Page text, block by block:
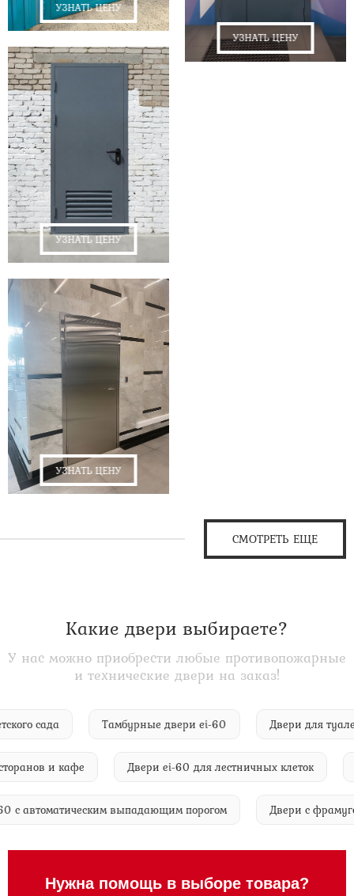
УЗНАТЬ ЦЕНУ
УЗНАТЬ ЦЕНУ
УЗНАТЬ ЦЕНУ
УЗНАТЬ ЦЕНУ
СМОТРЕТЬ ЕЩЕ
Какие двери выбираете?
У нас можно приобрести любые противопожарные
и технические двери на заказ!
сада Тамбурные двери ei-60 Двери для
и кафе Двери ei-60 для лестничных клеток
ei-60 с автоматическим выпадающим порогом Двери с
Нужна помощь в выборе товара?